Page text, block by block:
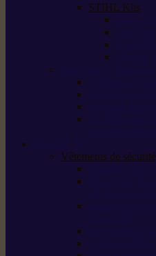
STIHL Kits
Vêtements de sécurité